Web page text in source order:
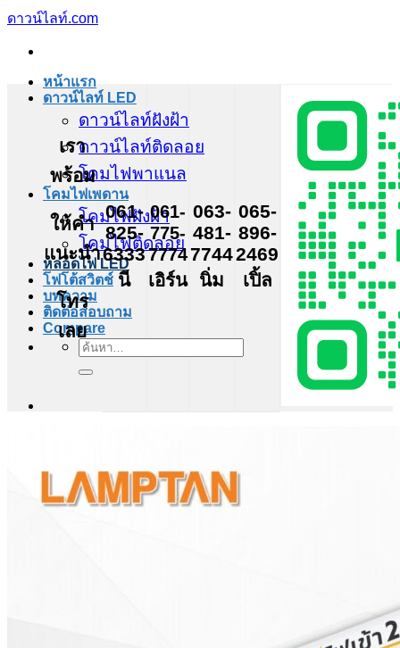
ข้าม
เนื้อหา
ดาวน์ไลท์.com
หน้าแรก
ดาวน์ไลท์ LED
ดาวน์ไลท์ฝังฝ้า
ดาวน์ไลท์ติดลอย
โคมไฟพาแนล
โคมไฟเพดาน
โคมไฟฝังฝ้า
โคมไฟติดลอย
หลอดไฟ LED
โฟโต้สวิตช์
บทความ
ติดต่อสอบถาม
Compare
ค้นหา:
เรา
พร้อม
ให้คำ
แนะนำ
โทร
เลย
061-
825-
6333
นี
061-
775-
7774
เอิร์น
063-
481-
7744
นิ่ม
065-
896-
2469
เปิ้ล